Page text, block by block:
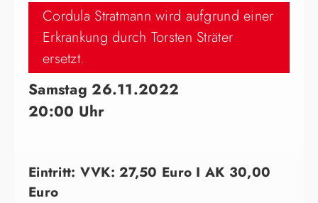
Cordula Stratmann wird aufgrund einer
Erkrankung durch Torsten Sträter
ersetzt.
Samstag 26.11.2022
20:00 Uhr
Eintritt: VVK: 27,50 Euro I AK 30,00
Euro